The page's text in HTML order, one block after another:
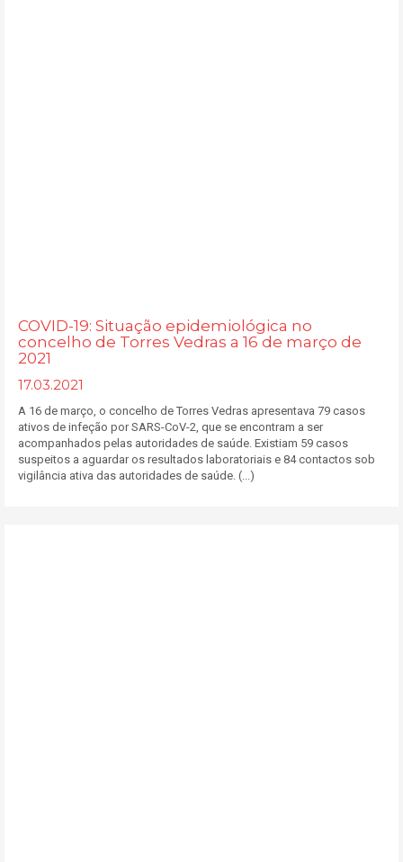
COVID-19: Situação epidemiológica no
concelho de Torres Vedras a 16 de março de
2021
17.03.2021
A 16 de março, o concelho de Torres Vedras apresentava 79 casos
ativos de infeção por SARS-CoV-2, que se encontram a ser
acompanhados pelas autoridades de saúde. Existiam 59 casos
suspeitos a aguardar os resultados laboratoriais e 84 contactos sob
vigilância ativa das autoridades de saúde. (...)